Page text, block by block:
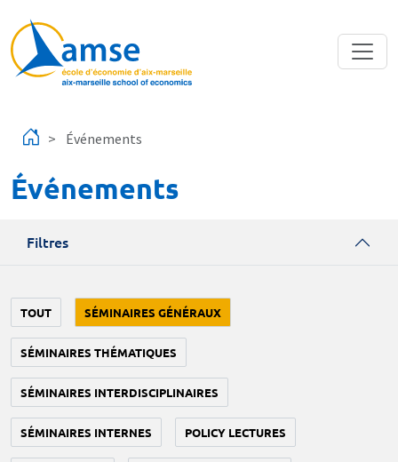
Événements
Événements
Filtres
TOUT SÉMINAIRES GÉNÉRAUX
SÉMINAIRES THÉMATIQUES
SÉMINAIRES INTERDISCIPLINAIRES
SÉMINAIRES INTERNES POLICY LECTURES